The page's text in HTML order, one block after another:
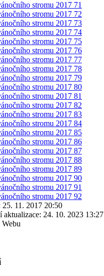
25. 11. 2017 20:50
aktualizace: 24. 10. 2023 13:27
Webu